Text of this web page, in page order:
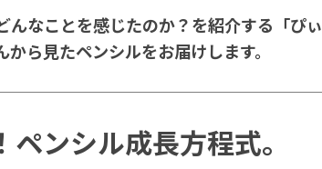
なことを感じたのか？を紹介する「ぴぃ
ら見たペンシルをお届けします。
ンシル成長方程式。